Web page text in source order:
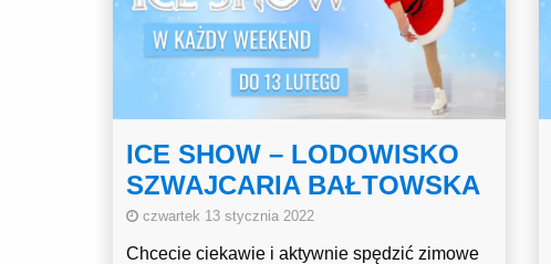
ICE SHOW – LODOWISKO
SZWAJCARIA BAŁTOWSKA
czwartek 13 stycznia 2022
Chcecie ciekawie i aktywnie spędzić zimowe